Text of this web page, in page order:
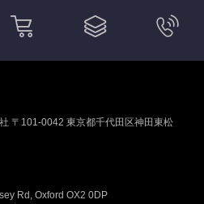
〒101-0042 東京都千代田区神田東松
Rd, Oxford OX2 0DP